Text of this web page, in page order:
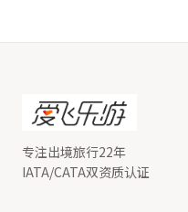
专注出境旅行22年
IATA/CATA双资质认证